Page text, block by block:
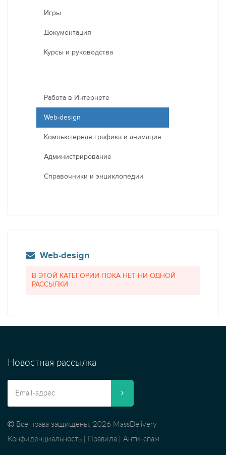
Игры
Документация
Курсы и руководства
Работа в Интернете
Web-design
Компьютерная графика и анимация
Администрирование
Справочники и энциклопедии
Web-design
В ЭТОЙ КАТЕГОРИИ ПОКА НЕТ НИ ОДНОЙ
РАССЫЛКИ
Новостная рассылка
Все права защищены. 2026 MassDelivery
Конфиденциальность
Правила Анти-спам